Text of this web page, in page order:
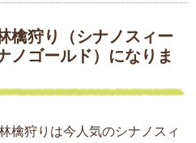
檎狩り（シナノスィー
ノゴールド）になりま
檎狩りは今人気のシナノスィ